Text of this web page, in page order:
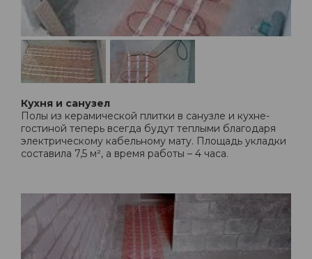
Кухня и санузел
Полы из керамической плитки в санузле и кухне-
гостиной теперь всегда будут теплыми благодаря
электрическому кабельному мату. Площадь укладки
составила 7,5 м², а время работы – 4 часа.